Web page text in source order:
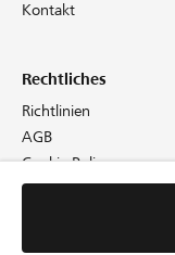
Kontakt
Rechtliches
Richtlinien
AGB
Cookie Policy
Datenschutz